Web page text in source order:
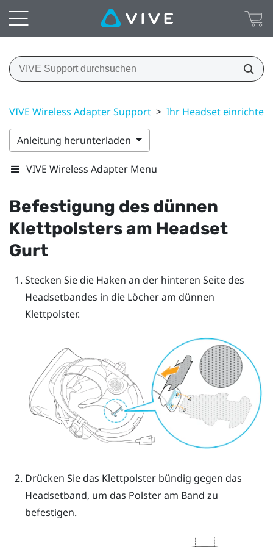
VIVE Wireless Adapter Support > Ihr Headset einrichten
Anleitung herunterladen
VIVE Wireless Adapter Menu
Befestigung des dünnen
Klettpolsters am Headset
Gurt
Stecken Sie die Haken an der hinteren Seite des
Headsetbandes in die Löcher am dünnen
Klettpolster.
Drücken Sie das Klettpolster bündig gegen das
Headsetband, um das Polster am Band zu
befestigen.